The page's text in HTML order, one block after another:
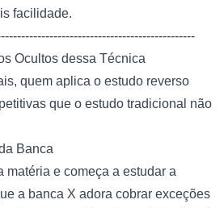
facilidade.
Ocultos dessa Técnica
quem aplica o estudo reverso
que o estudo tradicional não
Banca
matéria e começa a estudar a
a banca X adora cobrar exceções